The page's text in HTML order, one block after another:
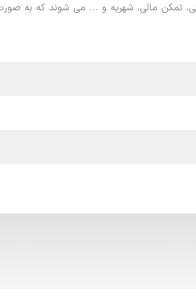
تمکن مالی، شهریه و ... می شوند که به